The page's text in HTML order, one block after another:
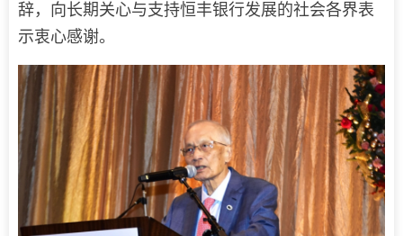
辞，向长期关心与支持恒丰银行发展的社会各界表
示衷心感谢。